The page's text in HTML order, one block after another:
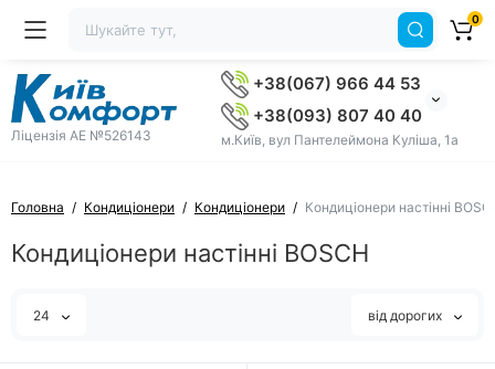
Ліцензія AE №526143
+38(067) 966 44 53
+38(093) 807 40 40
м.Київ, вул Пантелеймона Куліша, 1а
0
Головна Кондиціонери Кондиціонери Кондиціонери настінні
Кондиціонери настінні BOSCH
24 від дорогих